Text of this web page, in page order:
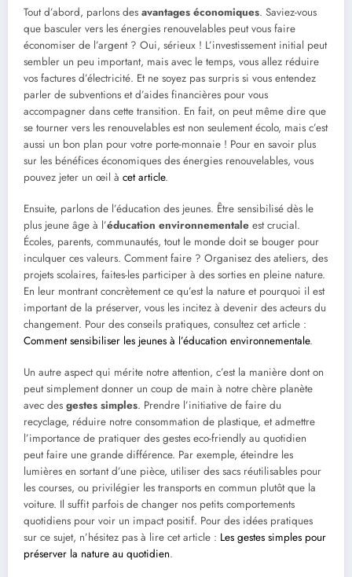
Tout d’abord, parlons des avantages économiques. Saviez-vous
que basculer vers les énergies renouvelables peut vous faire
économiser de l’argent ? Oui, sérieux ! L’investissement initial peut
sembler un peu important, mais avec le temps, vous allez réduire
vos factures d’électricité. Et ne soyez pas surpris si vous entendez
parler de subventions et d’aides financières pour vous
accompagner dans cette transition. En fait, on peut même dire que
se tourner vers les renouvelables est non seulement écolo, mais c’est
aussi un bon plan pour votre porte-monnaie ! Pour en savoir plus
sur les bénéfices économiques des énergies renouvelables, vous
pouvez jeter un œil à cet article.
Ensuite, parlons de l’éducation des jeunes. Être sensibilisé dès le
plus jeune âge à l’éducation environnementale est crucial.
Écoles, parents, communautés, tout le monde doit se bouger pour
inculquer ces valeurs. Comment faire ? Organisez des ateliers, des
projets scolaires, faites-les participer à des sorties en pleine nature.
En leur montrant concrètement ce qu’est la nature et pourquoi il est
important de la préserver, vous les incitez à devenir des acteurs du
changement. Pour des conseils pratiques, consultez cet article :
Comment sensibiliser les jeunes à l’éducation environnementale.
Un autre aspect qui mérite notre attention, c’est la manière dont on
peut simplement donner un coup de main à notre chère planète
avec des gestes simples. Prendre l’initiative de faire du
recyclage, réduire notre consommation de plastique, et admettre
l’importance de pratiquer des gestes eco-friendly au quotidien
peut faire une grande différence. Par exemple, éteindre les
lumières en sortant d’une pièce, utiliser des sacs réutilisables pour
les courses, ou privilégier les transports en commun plutôt que la
voiture. Il suffit parfois de changer nos petits comportements
quotidiens pour voir un impact positif. Pour des idées pratiques
sur ce sujet, n’hésitez pas à lire cet article : Les gestes simples pour
préserver la nature au quotidien.